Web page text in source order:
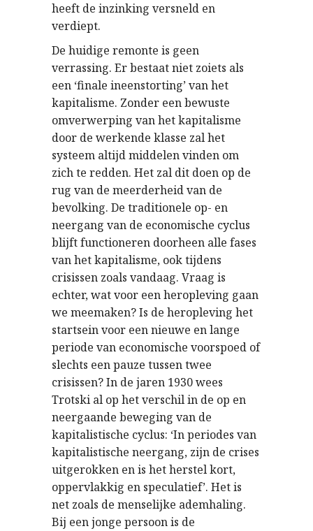
heeft de inzinking versneld en
verdiept.
De huidige remonte is geen
verrassing. Er bestaat niet zoiets als
een ‘finale ineenstorting’ van het
kapitalisme. Zonder een bewuste
omverwerping van het kapitalisme
door de werkende klasse zal het
systeem altijd middelen vinden om
zich te redden. Het zal dit doen op de
rug van de meerderheid van de
bevolking. De traditionele op- en
neergang van de economische cyclus
blijft functioneren doorheen alle fases
van het kapitalisme, ook tijdens
crisissen zoals vandaag. Vraag is
echter, wat voor een heropleving gaan
we meemaken? Is de heropleving het
startsein voor een nieuwe en lange
periode van economische voorspoed of
slechts een pauze tussen twee
crisissen? In de jaren 1930 wees
Trotski al op het verschil in de op en
neergaande beweging van de
kapitalistische cyclus: ‘In periodes van
kapitalistische neergang, zijn de crises
uitgerokken en is het herstel kort,
oppervlakkig en speculatief’. Het is
net zoals de menselijke ademhaling.
Bij een jonge persoon is de